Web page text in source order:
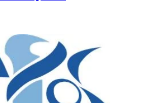
du 3.000 m